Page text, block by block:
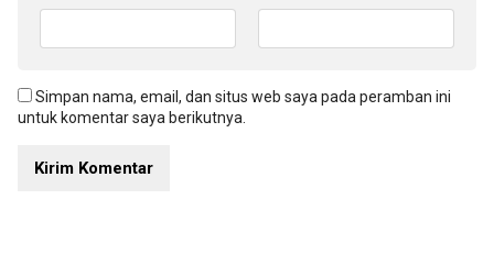
Simpan nama, email, dan situs web saya pada peramban ini
untuk komentar saya berikutnya.